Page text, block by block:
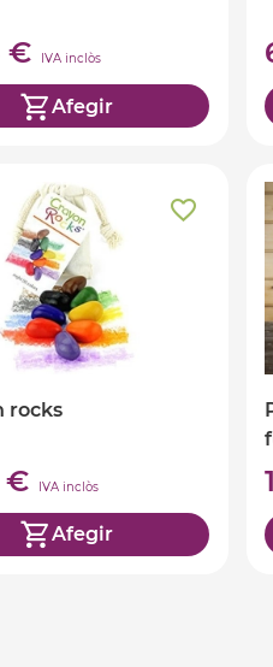
€ IVA inclòs
Afegir
rocks
€ IVA inclòs
Afegir